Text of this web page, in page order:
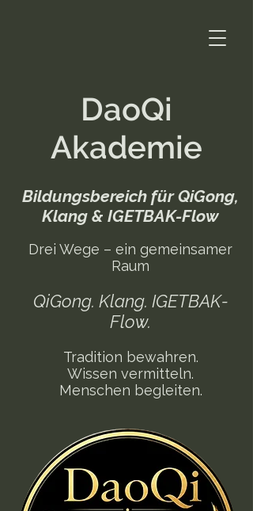
DaoQi
Akademie
Bildungsbereich für QiGong,
Klang & IGETBAK-Flow
Drei Wege – ein gemeinsamer
Raum
QiGong. Klang. IGETBAK-
Flow.
Tradition bewahren.
Wissen vermitteln.
Menschen begleiten.